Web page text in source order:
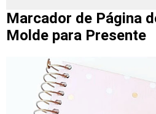
Marcador de Página
Molde para Presente